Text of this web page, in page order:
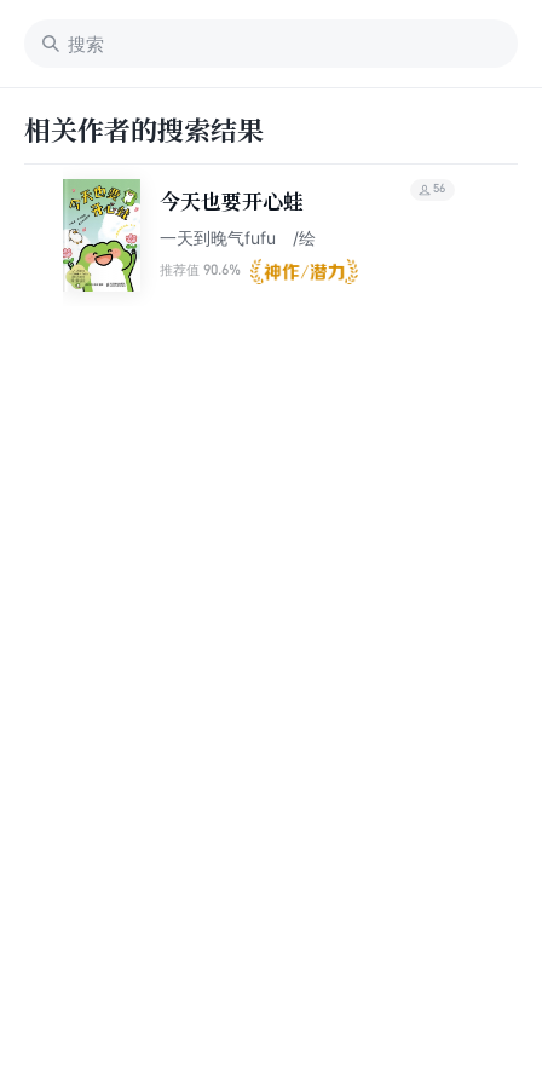
相关作者的搜索结果
今天也要开心蛙
一天到晚气fufu /绘
推荐值 90.6%
56